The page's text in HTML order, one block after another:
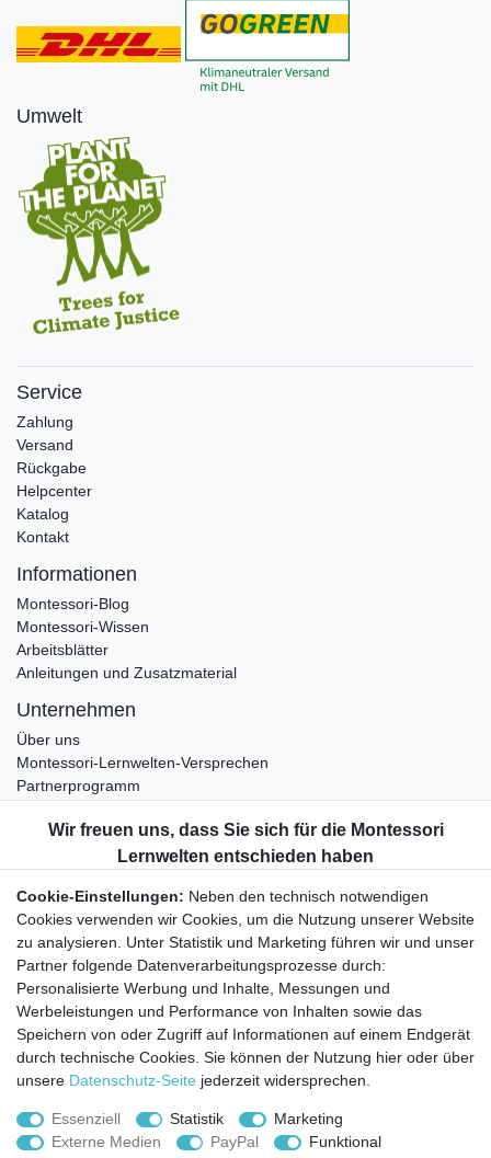
Umwelt
Service
Zahlung
Versand
Rückgabe
Helpcenter
Katalog
Kontakt
Informationen
Montessori-Blog
Montessori-Wissen
Arbeitsblätter
Anleitungen und Zusatzmaterial
Unternehmen
Über uns
Montessori-Lernwelten-Versprechen
Partnerprogramm
Bestellung widerrufen
Datenschutzerklärung
AGB
Impressum
Aktuelles rund um Montessori-Materialien und
Montessori-Pädagogik.
Kostenfreie wöchentliche Infos
Hiermit bestätige ich, dass ich dieDaten­schutz­erklärunggelesen habe. Sie
Abonnieren
Cookie-Einstellungen: Neben den technisch notwendigen
Cookies verwenden wir Cookies, um die Nutzung unserer Website
zu analysieren. Unter Statistik und Marketing führen wir und unser
Partner folgende Datenverarbeitungsprozesse durch:
Personalisierte Werbung und Inhalte, Messungen und
Werbeleistungen und Performance von Inhalten sowie das
Speichern von oder Zugriff auf Informationen auf einem Endgerät
durch technische Cookies. Sie können der Nutzung hier oder über
unsere Datenschutz-Seite jederzeit widersprechen.
Essenziell Statistik
Marketing
Externe Medien
PayPal Funktional